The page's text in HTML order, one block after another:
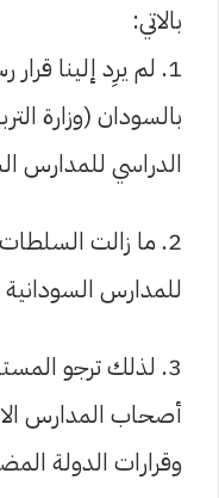
بالاتي:
1. لم يرِد إلينا
بالسودان (وزارة
الدراسي للمدارس
2. ما زالت
للمدارس السودانية
3. لذلك ترجو
أصحاب المدارس
وقرارات الدولة